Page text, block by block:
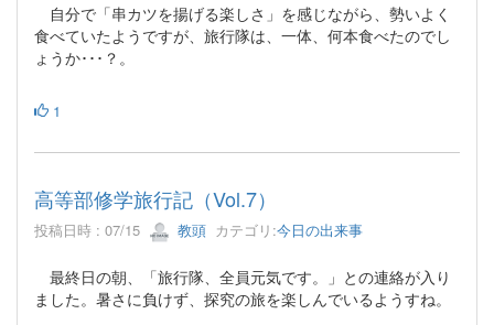
自分で「串カツを揚げる楽しさ」を感じながら、勢いよく
食べていたようですが、旅行隊は、一体、何本食べたのでし
ょうか･･･？。
1
高等部修学旅行記（Vol.7）
投稿日時 : 07/15 教頭 カテゴリ:今日の出来事
最終日の朝、「旅行隊、全員元気です。」との連絡が入り
ました。暑さに負けず、探究の旅を楽しんでいるようすね。